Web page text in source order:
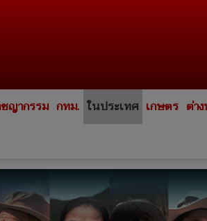
ญากรรม กทม. ในประเทศ เกษตร ต่า